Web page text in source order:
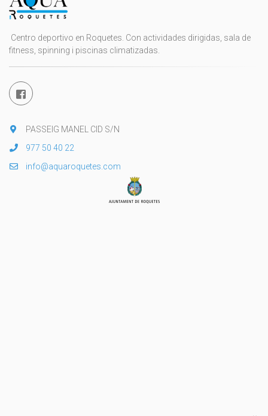
Centro deportivo en Roquetes. Con actividades dirigidas, sala de
fitness, spinning i piscinas climatizadas.
PASSEIG MANEL CID S/N
977 50 40 22
info@aquaroquetes.com